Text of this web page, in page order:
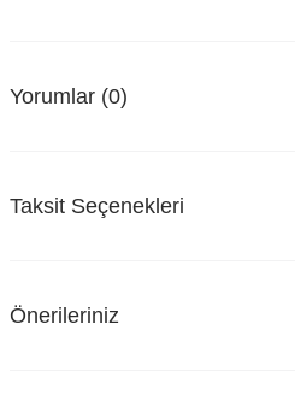
Yorumlar (0)
Taksit Seçenekleri
Önerileriniz